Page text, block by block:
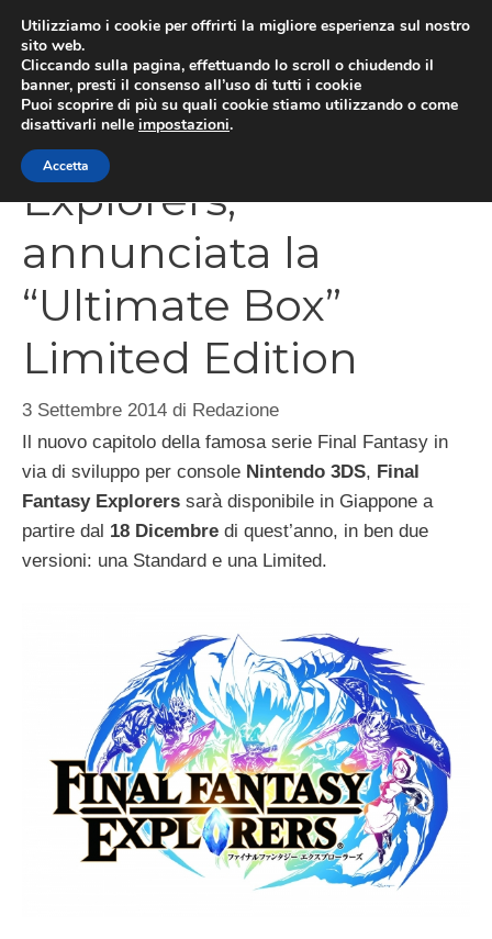
contenuto
Final Fantasy
Explorers,
annunciata la
“Ultimate Box”
Limited Edition
3 Settembre 2014 di Redazione
Il nuovo capitolo della famosa serie Final Fantasy in
via di sviluppo per console Nintendo 3DS, Final
Fantasy Explorers sarà disponibile in Giappone a
partire dal 18 Dicembre di quest’anno, in ben due
versioni: una Standard e una Limited.
Utilizziamo i cookie per offrirti la migliore esperienza sul nostro
sito web.
Cliccando sulla pagina, effettuando lo scroll o chiudendo il
banner, presti il consenso all’uso di tutti i cookie
Puoi scoprire di più su quali cookie stiamo utilizzando o come
disattivarli nelle impostazioni.
Accetta